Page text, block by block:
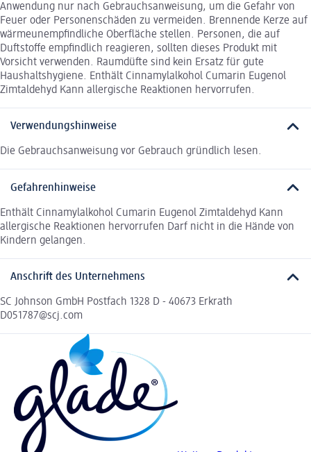
Anwendung nur nach Gebrauchsanweisung, um die Gefahr von
Feuer oder Personenschäden zu vermeiden. Brennende Kerze auf
wärmeunempfindliche Oberfläche stellen. Personen, die auf
Duftstoffe empfindlich reagieren, sollten dieses Produkt mit
Vorsicht verwenden. Raumdüfte sind kein Ersatz für gute
Haushaltshygiene. Enthält Cinnamylalkohol Cumarin Eugenol
Zimtaldehyd Kann allergische Reaktionen hervorrufen.
Verwendungshinweise
Die Gebrauchsanweisung vor Gebrauch gründlich lesen.
Gefahrenhinweise
Enthält Cinnamylalkohol Cumarin Eugenol Zimtaldehyd Kann
allergische Reaktionen hervorrufen Darf nicht in die Hände von
Kindern gelangen.
Anschrift des Unternehmens
SC Johnson GmbH Postfach 1328 D - 40673 Erkrath
D051787@scj.com